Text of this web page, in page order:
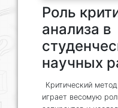
Роль
анализа в
научных
Критический
играет весомую